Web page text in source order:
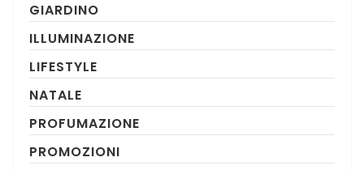
GIARDINO
ILLUMINAZIONE
LIFESTYLE
NATALE
PROFUMAZIONE
PROMOZIONI